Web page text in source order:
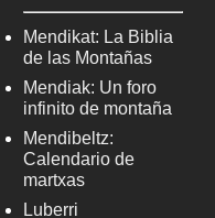
Mendikat: La Biblia
de las Montañas
Mendiak: Un foro
infinito de montaña
Mendibeltz:
Calendario de
martxas
Luberri